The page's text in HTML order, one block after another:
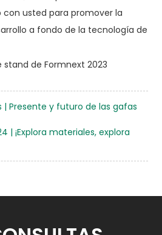
usted para promover la
a fondo de la tecnología de
| Presente y futuro de las gafas
| ¡Explora materiales, explora